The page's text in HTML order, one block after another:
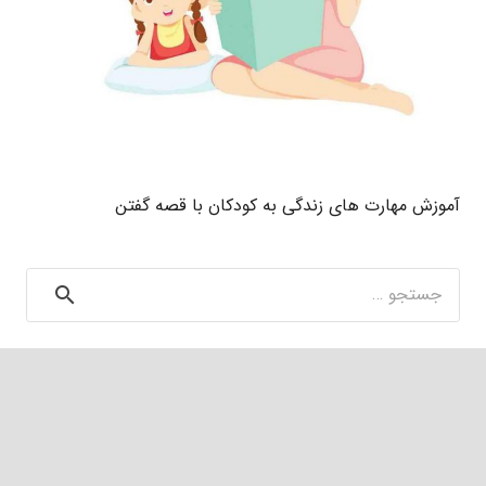
آموزش مهارت های زندگی به کودکان با قصه گفتن
برای: